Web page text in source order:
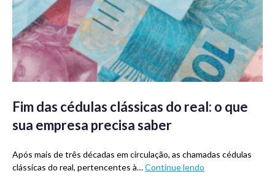
Fim das cédulas clássicas do real: o que
sua empresa precisa saber
Após mais de três décadas em circulação, as chamadas cédulas
clássicas do real, pertencentes à…Continue lendo